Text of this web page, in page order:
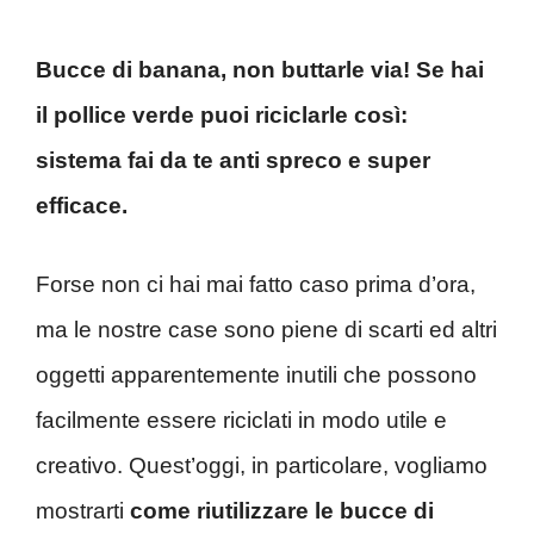
Bucce di banana, non buttarle via! Se hai
il pollice verde puoi riciclarle così:
sistema fai da te anti spreco e super
efficace.
Forse non ci hai mai fatto caso prima d’ora,
ma le nostre case sono piene di scarti ed altri
oggetti apparentemente inutili che possono
facilmente essere riciclati in modo utile e
creativo. Quest’oggi, in particolare, vogliamo
mostrarti come riutilizzare le bucce di